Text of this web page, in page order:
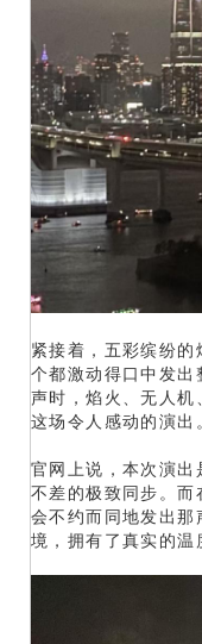
紧接着，五彩缤纷
个都激动得口中发
声时，焰火、无人
这场令人感动的演出。
官网上说，本次演
不差的极致同步。
会不约而同地发出那
境，拥有了真实的温